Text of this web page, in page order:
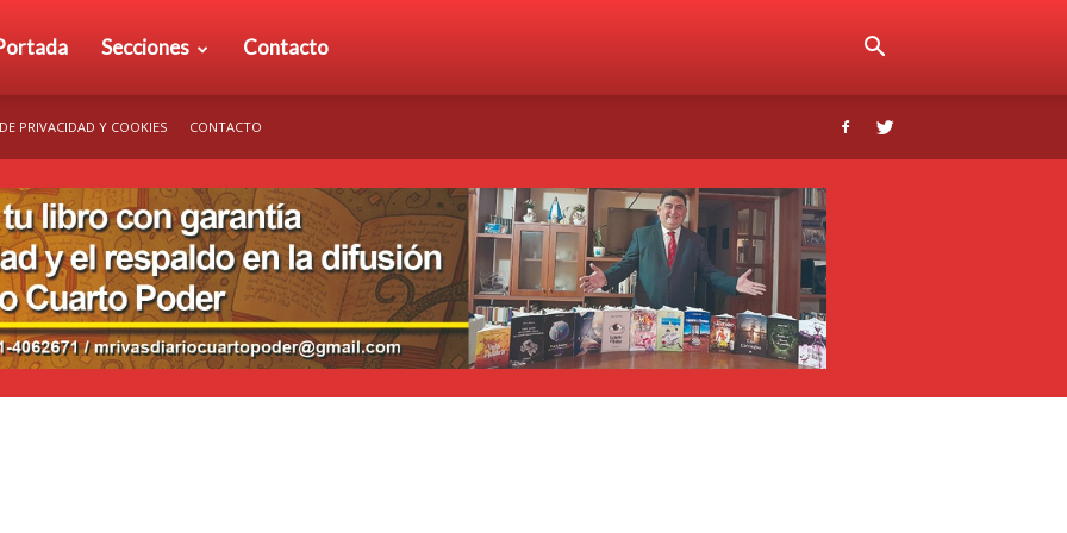
Secciones Contacto
PRIVACIDAD Y COOKIES CONTACTO